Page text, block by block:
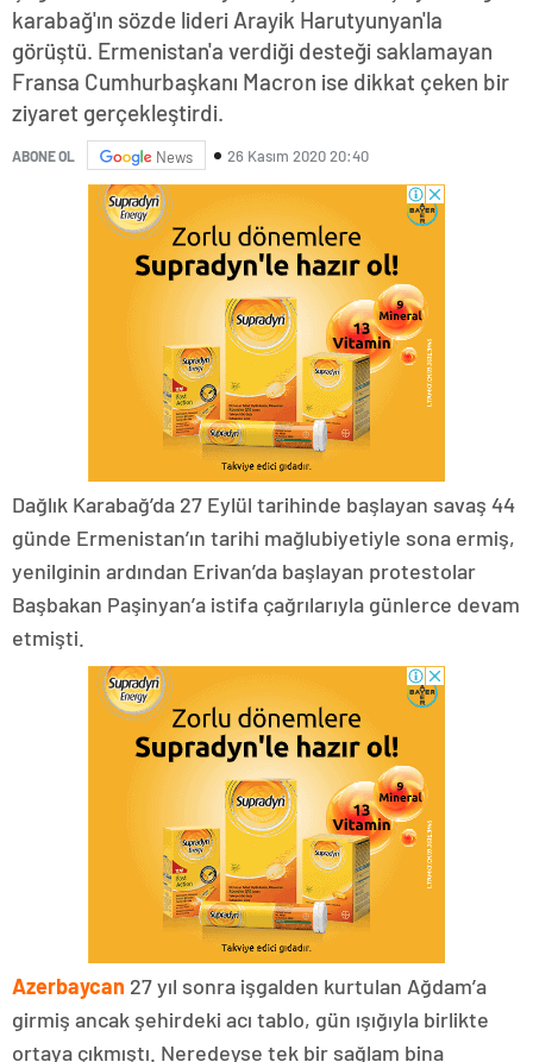
karabağ'ın sözde lideri Arayik Harutyunyan'la
görüştü. Ermenistan'a verdiği desteği saklamayan
Fransa Cumhurbaşkanı Macron ise dikkat çeken bir
ziyaret gerçekleştirdi.
ABONE OL News 26 Kasım 2020 20:40
Dağlık Karabağ’da 27 Eylül tarihinde başlayan savaş 44
günde Ermenistan’ın tarihi mağlubiyetiyle sona ermiş,
yenilginin ardından Erivan’da başlayan protestolar
Başbakan Paşinyan’a istifa çağrılarıyla günlerce devam
etmişti.
Azerbaycan 27 yıl sonra işgalden kurtulan Ağdam’a
girmiş ancak şehirdeki acı tablo, gün ışığıyla birlikte
ortaya çıkmıştı. Neredeyse tek bir sağlam bina